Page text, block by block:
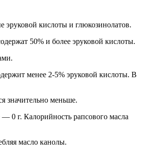
эруковой кислоты и глюкозинолатов.
50% и более эруковой кислоты.
менее 2-5% эруковой кислоты. В
значительно меньше.
0 г. Калорийность рапсового масла
масло канолы.